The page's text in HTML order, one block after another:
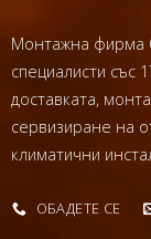
Монтажна фирма
специалисти със
доставката,
сервизиране на
климатични
ОБАДЕТЕ СЕ